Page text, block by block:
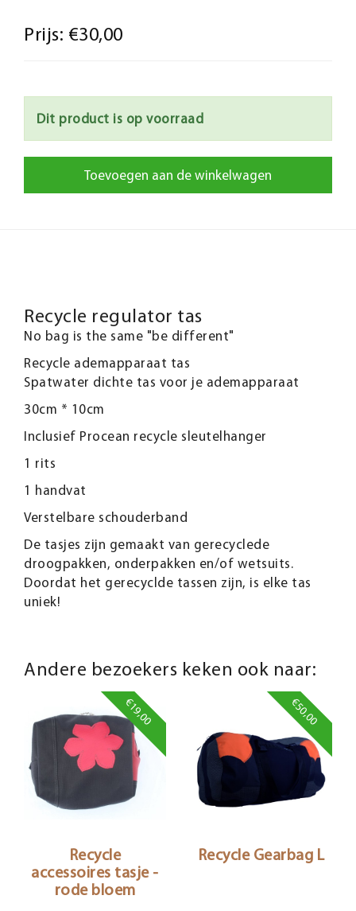
Prijs: €30,00
Dit product is op voorraad
Toevoegen aan de winkelwagen
Recycle regulator tas
No bag is the same "be different"
Recycle ademapparaat tas
Spatwater dichte tas voor je ademapparaat
30cm * 10cm
Inclusief Procean recycle sleutelhanger
1 rits
1 handvat
Verstelbare schouderband
De tasjes zijn gemaakt van gerecyclede
droogpakken, onderpakken en/of wetsuits.
Doordat het gerecyclde tassen zijn, is elke tas
uniek!
Andere bezoekers keken ook naar:
€19,00
Recycle
accessoires tasje -
rode bloem
€50,00
Recycle Gearbag L